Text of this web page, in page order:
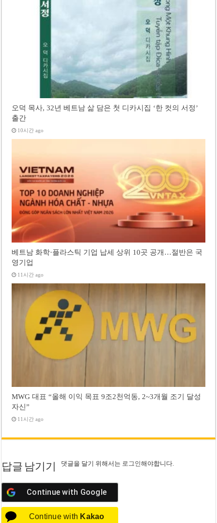
오덕 목사, 32년 베트남 삶 담은 첫 디카시집 ‘한 컷의 서정’
출간
10시간 ago
베트남 화학·플라스틱 기업 납세 상위 10곳 공개…절반은 국
영기업
11시간 ago
MWG 대표 “올해 이익 목표 9조2천억동, 2~3개월 조기 달성
자신”
11시간 ago
답글 남기기 댓글을 달기 위해서는 로그인해야합니다.
Continue with Google
Continue with Kakao